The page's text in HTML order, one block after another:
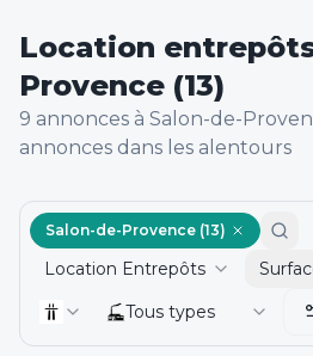
Location
Provence (13)
9 annonces à Salon-de-
annonces dans les alentours
Salon-de-Provence (13)
Location Entrepôts
Tous types